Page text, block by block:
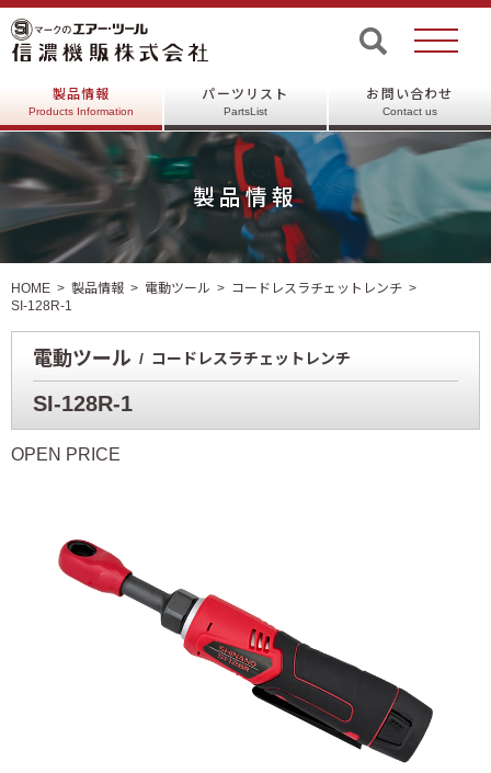
製品情報
Products Information
パーツリスト
PartsList
お問い合わせ
Contact us
製品情報
HOME 製品情報 電動ツール
コードレスラチェットレンチ
SI-128R-1
電動ツール コードレスラチェットレンチ
SI-128R-1
OPEN PRICE